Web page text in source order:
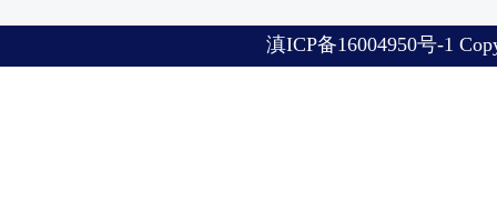
滇ICP备16004950号-1